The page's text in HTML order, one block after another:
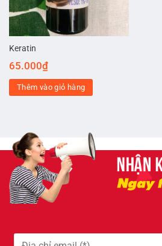
Keratin
65.000₫
Thêm vào giỏ hàng